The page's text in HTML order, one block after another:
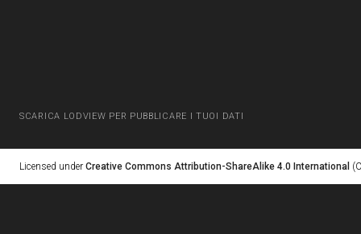
SCARICA LODVIEW PER PUBBLICARE I TUOI DATI
Licensed under Creative Commons Attribution-ShareAlike 4.0 International